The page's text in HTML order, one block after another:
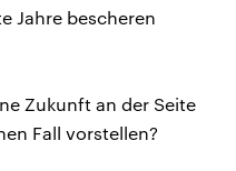
Jahre bescheren
Zukunft an der Seite
Fall vorstellen?